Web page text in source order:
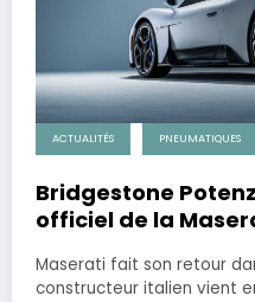
ACTUALITÉS PNEUMATIQUES
Bridgestone
officiel de la
Maserati fait son retour
constructeur italien vient